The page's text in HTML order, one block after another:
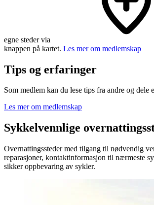
egne steder via
knappen på kartet. Les mer om medlemskap
Tips og erfaringer
Som medlem kan du lese tips fra andre og dele
Les mer om medlemskap
Sykkelvennlige
Overnattingssteder med tilgang til nødvendig
reparasjoner, kontaktinformasjon til nærmeste
sikker oppbevaring av sykler.